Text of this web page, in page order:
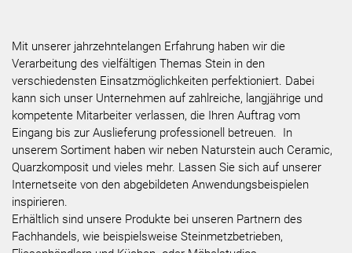
Mit unserer jahrzehntelangen Erfahrung haben wir die
Verarbeitung des vielfältigen Themas Stein in den
verschiedensten Einsatzmöglichkeiten perfektioniert. Dabei
kann sich unser Unternehmen auf zahlreiche, langjährige und
kompetente Mitarbeiter verlassen, die Ihren Auftrag vom
Eingang bis zur Auslieferung professionell betreuen. In
unserem Sortiment haben wir neben Naturstein auch Ceramic,
Quarzkomposit und vieles mehr. Lassen Sie sich auf unserer
Internetseite von den abgebildeten Anwendungsbeispielen
inspirieren.
Erhältlich sind unsere Produkte bei unseren Partnern des
Fachhandels, wie beispielsweise Steinmetzbetrieben,